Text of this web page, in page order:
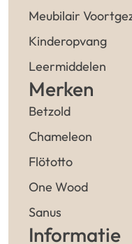
Meubilair
Kinderopvang
Leermiddelen
Merken
Betzold
Chameleon
Flötotto
One Wood
Sanus
Informatie